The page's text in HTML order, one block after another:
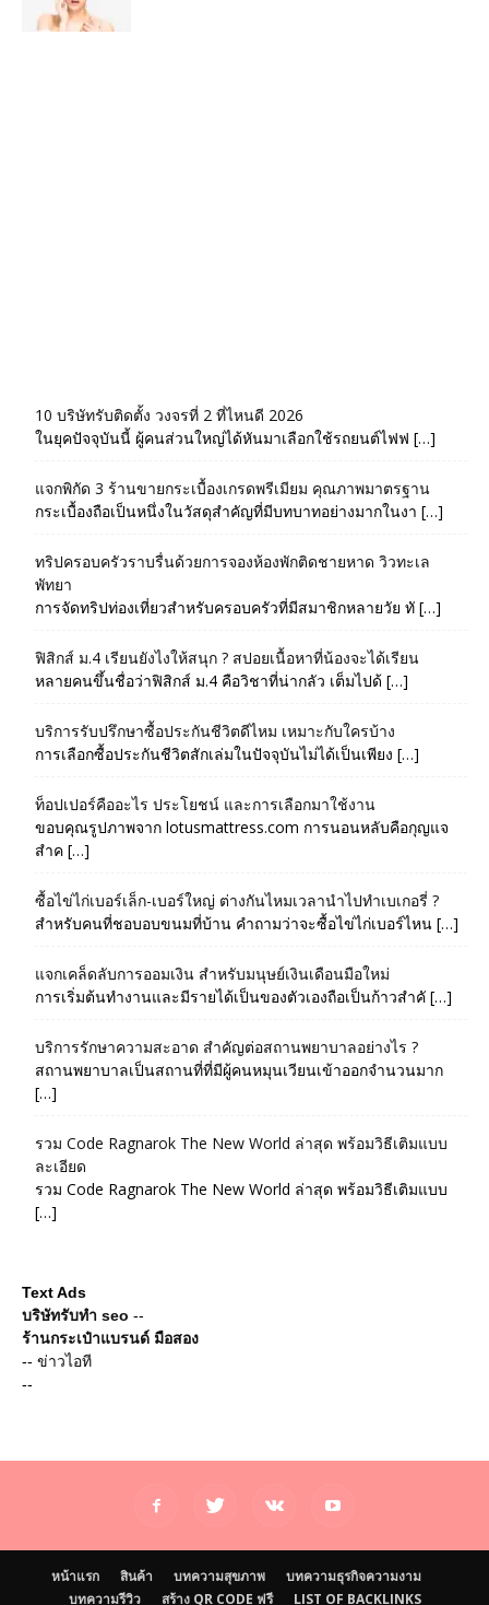
10 บริษัทรับติดตั้ง วงจรที่ 2 ที่ไหนดี 2026
ในยุคปัจจุบันนี้ ผู้คนส่วนใหญ่ได้หันมาเลือกใช้รถยนต์ไฟฟ […]
แจกพิกัด 3 ร้านขายกระเบื้องเกรดพรีเมียม คุณภาพมาตรฐาน
กระเบื้องถือเป็นหนึ่งในวัสดุสำคัญที่มีบทบาทอย่างมากในงา […]
ทริปครอบครัวราบรื่นด้วยการจองห้องพักติดชายหาด วิวทะเล
พัทยา
การจัดทริปท่องเที่ยวสำหรับครอบครัวที่มีสมาชิกหลายวัย ทั […]
ฟิสิกส์ ม.4 เรียนยังไงให้สนุก ? สปอยเนื้อหาที่น้องจะได้เรียน
หลายคนขึ้นชื่อว่าฟิสิกส์ ม.4 คือวิชาที่น่ากลัว เต็มไปด้ […]
บริการรับปรึกษาซื้อประกันชีวิตดีไหม เหมาะกับใครบ้าง
การเลือกซื้อประกันชีวิตสักเล่มในปัจจุบันไม่ได้เป็นเพียง […]
ท็อปเปอร์คืออะไร ประโยชน์ และการเลือกมาใช้งาน
ขอบคุณรูปภาพจาก lotusmattress.com การนอนหลับคือกุญแจ
สำค […]
ซื้อไข่ไก่เบอร์เล็ก-เบอร์ใหญ่ ต่างกันไหมเวลานำไปทำเบเกอรี่ ?
สำหรับคนที่ชอบอบขนมที่บ้าน คำถามว่าจะซื้อไข่ไก่เบอร์ไหน […]
แจกเคล็ดลับการออมเงิน สำหรับมนุษย์เงินเดือนมือใหม่
การเริ่มต้นทำงานและมีรายได้เป็นของตัวเองถือเป็นก้าวสำคั […]
บริการรักษาความสะอาด สำคัญต่อสถานพยาบาลอย่างไร ?
สถานพยาบาลเป็นสถานที่ที่มีผู้คนหมุนเวียนเข้าออกจำนวนมาก
[…]
รวม Code Ragnarok The New World ล่าสุด พร้อมวิธีเติมแบบ
ละเอียด
รวม Code Ragnarok The New World ล่าสุด พร้อมวิธีเติมแบบ
[…]
Text Ads
บริษัทรับทำ seo --
ร้านกระเป๋าแบรนด์ มือสอง
-- ข่าวไอที
--
หน้าแรก สินค้า บทความสุขภาพ
บทความธุรกิจความงาม
บทความรีวิว
สร้าง QR CODE ฟรี LIST OF BACKLINKS